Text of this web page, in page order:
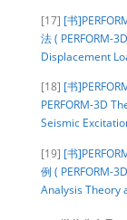
[17] [书
法 ( PERFORM-
Displacement
[18] [书
PERFORM-3D
Seismic
[19] [书
例 ( PERFORM-
Analysis Theory